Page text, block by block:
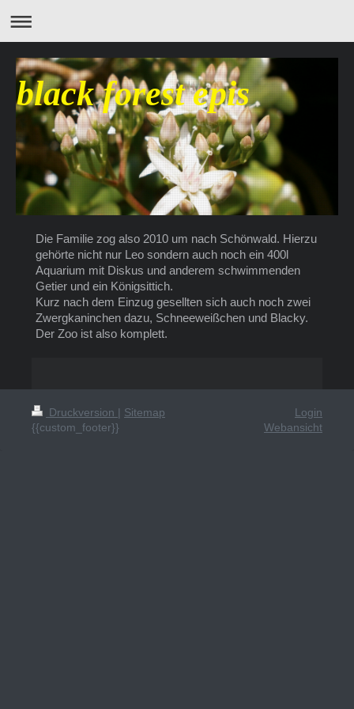
black forest epis
Die Familie zog also 2010 um nach Schönwald. Hierzu
gehörte nicht nur Leo sondern auch noch ein 400l
Aquarium mit Diskus und anderem schwimmenden
Getier und ein Königsittich.
Kurz nach dem Einzug gesellten sich auch noch zwei
Zwergkaninchen dazu, Schneeweißchen und Blacky.
Der Zoo ist also komplett.
Druckversion | Sitemap
{{custom_footer}}
Login
Webansicht